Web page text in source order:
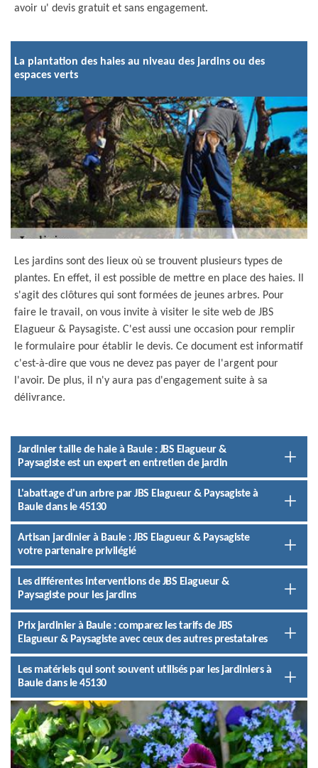
avoir u' devis gratuit et sans engagement.
La plantation des haies au niveau des jardins ou des
espaces verts
Les jardins sont des lieux où se trouvent plusieurs types de
plantes. En effet, il est possible de mettre en place des haies. Il
s'agit des clôtures qui sont formées de jeunes arbres. Pour
faire le travail, on vous invite à visiter le site web de JBS
Elagueur & Paysagiste. C'est aussi une occasion pour remplir
le formulaire pour établir le devis. Ce document est informatif
c'est-à-dire que vous ne devez pas payer de l'argent pour
l'avoir. De plus, il n'y aura pas d'engagement suite à sa
délivrance.
Jardinier taille de haie à Baule : JBS Elagueur &
Paysagiste est un expert en entretien de jardin
L'abattage d'un arbre par JBS Elagueur & Paysagiste à
Baule dans le 45130
Artisan jardinier à Baule : JBS Elagueur & Paysagiste
votre partenaire privilégié
Les différentes interventions de JBS Elagueur &
Paysagiste pour les jardins
Prix jardinier à Baule : comparez les tarifs de JBS
Elagueur & Paysagiste avec ceux des autres prestataires
Les matériels qui sont souvent utilisés par les jardiniers à
Baule dans le 45130